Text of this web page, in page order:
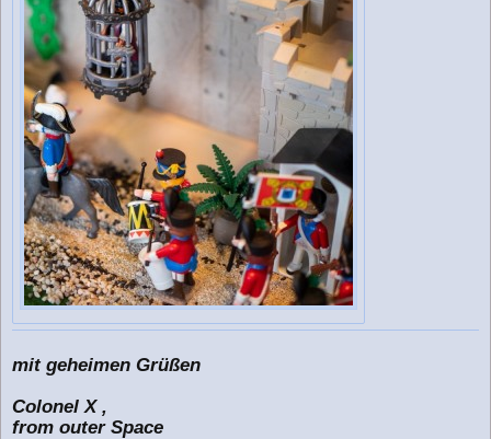
mit geheimen Grüßen
Colonel X ,
from outer Space